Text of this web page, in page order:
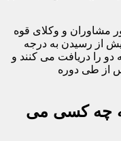
مشاوران و وکلای قوه
از رسیدن به درجه
دو را دریافت می کنند و
از طی دوره
چه کسی می